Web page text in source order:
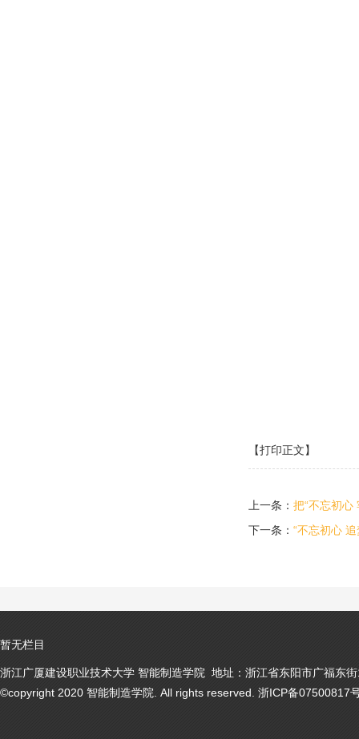
【打印正文】
上一条： 把“不忘初心
下一条： “不忘初心
暂无栏目
浙江广厦建设职业技术大学 智能制造学院 地址：浙江省东阳市广福东
©copyright 2020 智能制造学院. All rights reserved. 浙ICP备07500817